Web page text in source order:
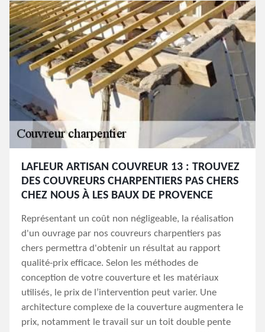
LAFLEUR ARTISAN COUVREUR 13 : TROUVEZ
DES COUVREURS CHARPENTIERS PAS CHERS
CHEZ NOUS À LES BAUX DE PROVENCE
Représentant un coût non négligeable, la réalisation
d'un ouvrage par nos couvreurs charpentiers pas
chers permettra d'obtenir un résultat au rapport
qualité-prix efficace. Selon les méthodes de
conception de votre couverture et les matériaux
utilisés, le prix de l’intervention peut varier. Une
architecture complexe de la couverture augmentera le
prix, notamment le travail sur un toit double pente